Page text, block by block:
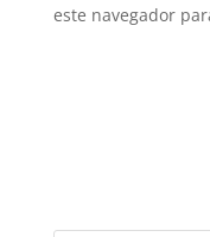
este navegador